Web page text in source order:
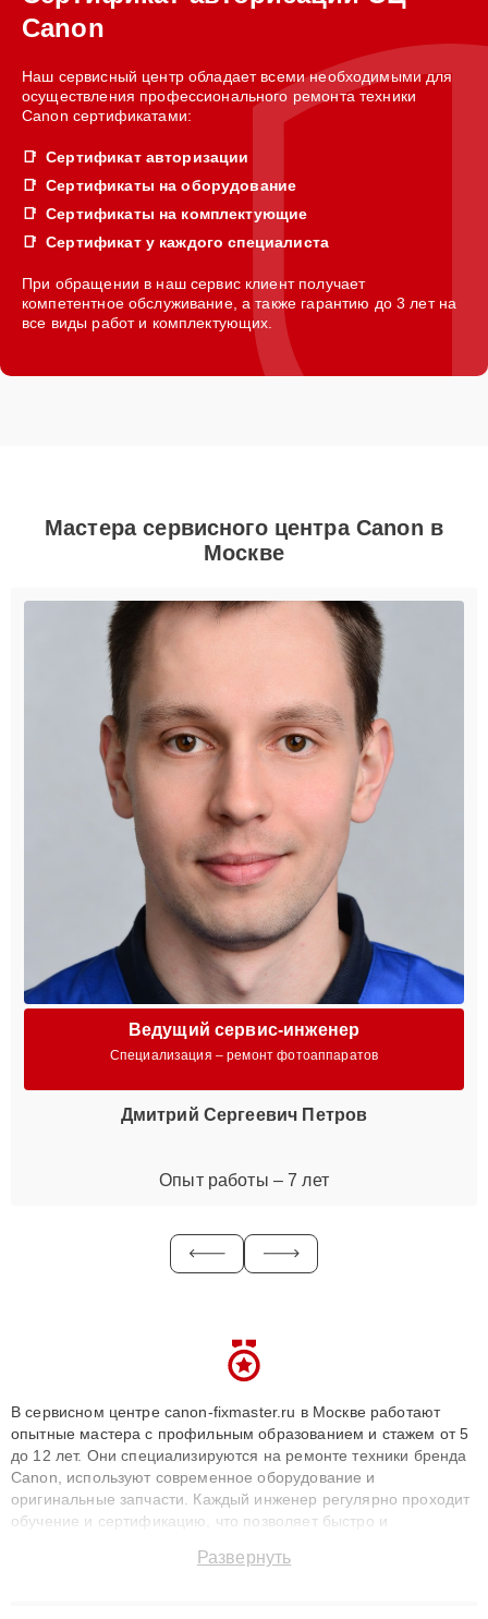
Canon
Наш сервисный центр обладает всеми необходимыми для
осуществления профессионального ремонта техники
Canon сертификатами:
Сертификат авторизации
Сертификаты на оборудование
Сертификаты на комплектующие
Сертификат у каждого специалиста
При обращении в наш сервис клиент получает
компетентное обслуживание, а также гарантию до 3 лет на
все виды работ и комплектующих.
Мастера сервисного центра Canon в
Москве
Ведущий сервис-инженер
Специализация – ремонт фотоаппаратов
Дмитрий Сергеевич Петров
Опыт работы – 7 лет
В сервисном центре canon-fixmaster.ru в Москве работают
опытные мастера с профильным образованием и стажем от 5
до 12 лет. Они специализируются на ремонте техники бренда
Canon, используют современное оборудование и
оригинальные запчасти. Каждый инженер регулярно проходит
обучение и сертификацию, что позволяет быстро и
сохранением гарантии до 3 лет. Наши мастера решают
Развернуть